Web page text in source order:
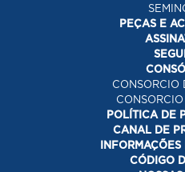
PEÇAS E
CONSORCIO
POLÍTICA DE
CANAL DE
CÓDIGO